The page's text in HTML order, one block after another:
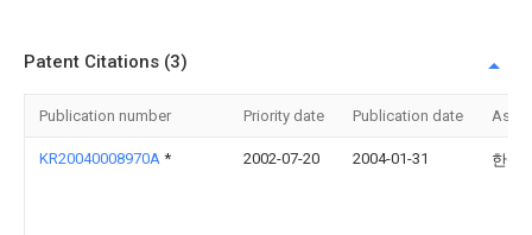
Patent Citations (3)
Publication number Priority date Publication date
KR20040008970A * 2002-07-20 2004-01-31 한상